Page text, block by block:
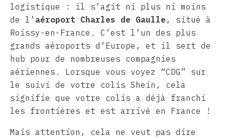
logistique : il s’agit ni plus ni moins
de l’ aéroport Charles de Gaulle , situé à
Roissy-en-France. C’est l’un des plus
grands aéroports d’Europe, et il sert de
hub pour de nombreuses compagnies
aériennes. Lorsque vous voyez “CDG” sur
le suivi de votre colis Shein, cela
signifie que votre colis a déjà franchi
les frontières et est arrivé en France !
Mais attention, cela ne veut pas dire